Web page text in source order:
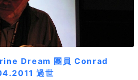
Dream 團員 Conrad
過世